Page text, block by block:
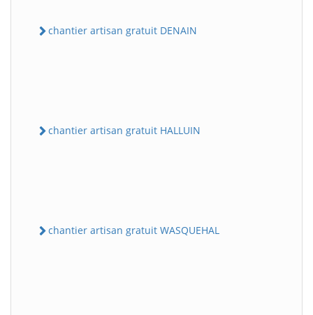
chantier artisan gratuit DENAIN
chantier artisan gratuit HALLUIN
chantier artisan gratuit WASQUEHAL